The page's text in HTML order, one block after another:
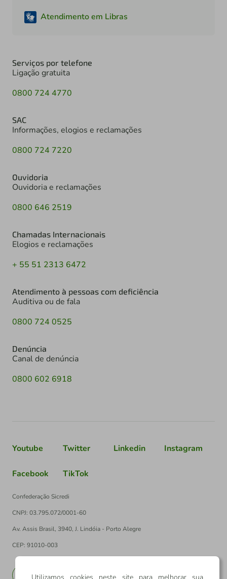
Atendimento em Libras
Serviços por telefone
Ligação gratuita
0800 724 4770
SAC
Informações, elogios e reclamações
0800 724 7220
Ouvidoria
Ouvidoria e reclamações
0800 646 2519
Chamadas Internacionais
Elogios e reclamações
+ 55 51 2313 6472
Atendimento à pessoas com deficiência
Auditiva ou de fala
0800 724 0525
Denúncia
Canal de denúncia
0800 602 6918
Youtube Twitter Linkedin Instagram
Facebook TikTok
Confederação Sicredi
CNPJ: 03.795.072/0001-60
Av. Assis Brasil, 3940, J. Lindóia - Porto Alegre
CEP: 91010-003
EN